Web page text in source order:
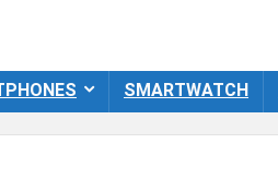
SMARTWATCH